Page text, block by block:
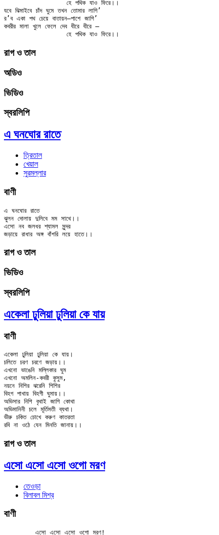
যবে ঝিমাইবে চাঁদ ঘুমে তখন তোমার লাগি’
র’ব একা পথ চেয়ে বাতায়ন–পাশে জাগি’
কবরীর মালা খুলে ফেলে দেব ধীরে ধীরে —
রাগ ও তাল
অডিও
ভিডিও
স্বরলিপি
এ ঘনঘোর রাতে
ত্রিতাল
খেয়াল
সুরমল্লার
বাণী
এ ঘনঘোর রাতে
ঝুলন দোলায় দুলিবে মম সাথে।।
এসো নব জলধর শ্যামল সুন্দর
রাগ ও তাল
ভিডিও
স্বরলিপি
একেলা ঢুলিয়া ঢুলিয়া কে যায়
বাণী
একেলা ঢুলিয়া ঢুলিয়া কে যায়।
চলিতে চরণ চরণে জড়ায়।।
এখনো ভাঙেনি মল্লিকার ঘুম
এখনো অমলিন-কবরী কুসুম,
নয়নে নিশির ঝরেনি শিশির
বিহগ পাখায় বিহগী ঘুমায়।।
অভিসার নিশি বৃথাই জাগি কোথা
অভিমানিনী চলে মূর্তিমতী ব্যথা।
ভীরু চকিত চোখে করুণ কাতরতা
রাগ ও তাল
এসো এসো এসো ওগো মরণ
তেওড়া
বিলাবল মিশ্র
বাণী